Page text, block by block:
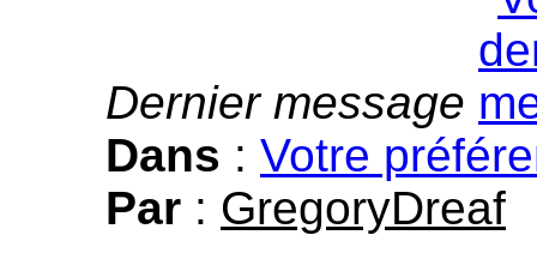
Dernier message
Dans : Votre
Par : GregoryDreaf